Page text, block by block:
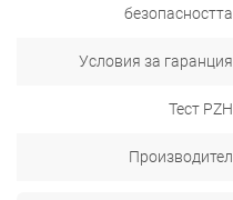
безопасността
Условия за гаранция
Тест PZH
Производител